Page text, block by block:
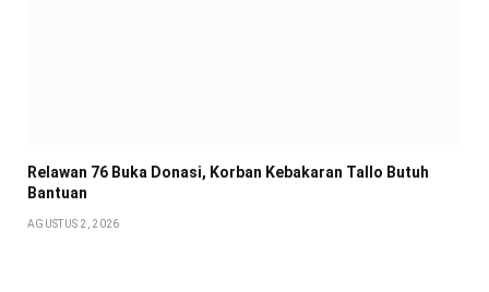
Relawan 76 Buka Donasi, Korban Kebakaran Tallo Butuh
Bantuan
AGUSTUS 2, 2026